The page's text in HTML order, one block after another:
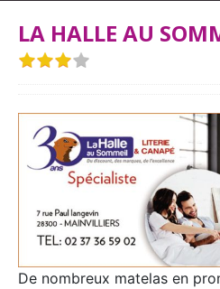
LA HALLE AU
De nombreux matelas en